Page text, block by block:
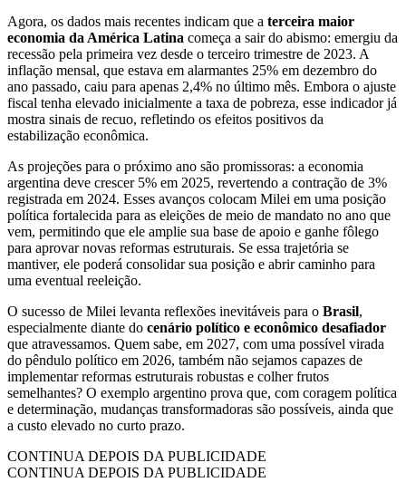
Agora, os dados mais recentes indicam que a terceira maior
economia da América Latina começa a sair do abismo: emergiu da
recessão pela primeira vez desde o terceiro trimestre de 2023. A
inflação mensal, que estava em alarmantes 25% em dezembro do
ano passado, caiu para apenas 2,4% no último mês. Embora o ajuste
fiscal tenha elevado inicialmente a taxa de pobreza, esse indicador já
mostra sinais de recuo, refletindo os efeitos positivos da
estabilização econômica.
As projeções para o próximo ano são promissoras: a economia
argentina deve crescer 5% em 2025, revertendo a contração de 3%
registrada em 2024. Esses avanços colocam Milei em uma posição
política fortalecida para as eleições de meio de mandato no ano que
vem, permitindo que ele amplie sua base de apoio e ganhe fôlego
para aprovar novas reformas estruturais. Se essa trajetória se
mantiver, ele poderá consolidar sua posição e abrir caminho para
uma eventual reeleição.
O sucesso de Milei levanta reflexões inevitáveis para o Brasil,
especialmente diante do cenário político e econômico desafiador
que atravessamos. Quem sabe, em 2027, com uma possível virada
do pêndulo político em 2026, também não sejamos capazes de
implementar reformas estruturais robustas e colher frutos
semelhantes? O exemplo argentino prova que, com coragem política
e determinação, mudanças transformadoras são possíveis, ainda que
a custo elevado no curto prazo.
CONTINUA DEPOIS DA PUBLICIDADE
CONTINUA DEPOIS DA PUBLICIDADE